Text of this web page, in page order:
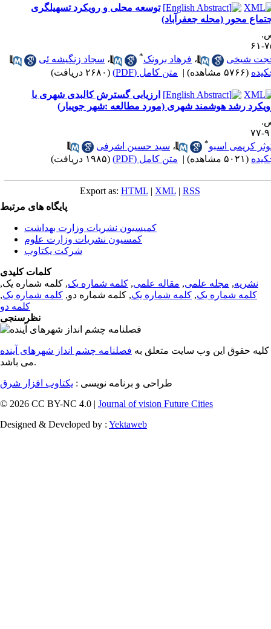
توسعه محلی و رویکرد تسهیلگری
محور (محله جعفرآباد)
۶۱
شیخی
، فرهاد برونک* ، سجاد زنگیشه ئی
(۵۷۶۶ مشاهده) | متن کامل (PDF) (۲۶۸۰ دریافت)
ارزیابی گسترش کالبدی شهری با
رشد هوشمند شهری (مورد مطالعه :شهر جویبار)
۷۷
کریمی اسبو* ، سید حسین اشرفی
(۵۰۲۱ مشاهده) | متن کامل (PDF) (۱۹۸۵ دریافت)
Export as: HTML| XML| RSS
پایگاه های مرتبط
کمیسیون نشریات وزارت بهداشت
کمسیون نشریات وزارت علوم
شرکت یکتاوب
کلمات کلیدی
نشریه, مجله علمی, مقاله علمی, کلمه شماره یک, کلمه شماره یک,
کلمه شماره یک, کلمه شماره یک, کلمه شماره دو, کلمه شماره یک,
کلمه دو
نظرسنجی
کلیه حقوق این وب سایت متعلق به فصلنامه چشم انداز شهرهای آینده
می باشد.
طراحی و برنامه نویسی : یکتاوب افزار شرق
© 2026 CC BY-NC 4.0 | Journal of vision Future Cities
Designed & Developed by : Yektaweb